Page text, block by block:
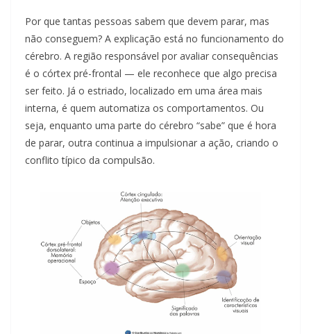
Por que tantas pessoas sabem que devem parar, mas
não conseguem? A explicação está no funcionamento do
cérebro. A região responsável por avaliar consequências
é o córtex pré-frontal — ele reconhece que algo precisa
ser feito. Já o estriado, localizado em uma área mais
interna, é quem automatiza os comportamentos. Ou
seja, enquanto uma parte do cérebro “sabe” que é hora
de parar, outra continua a impulsionar a ação, criando o
conflito típico da compulsão.